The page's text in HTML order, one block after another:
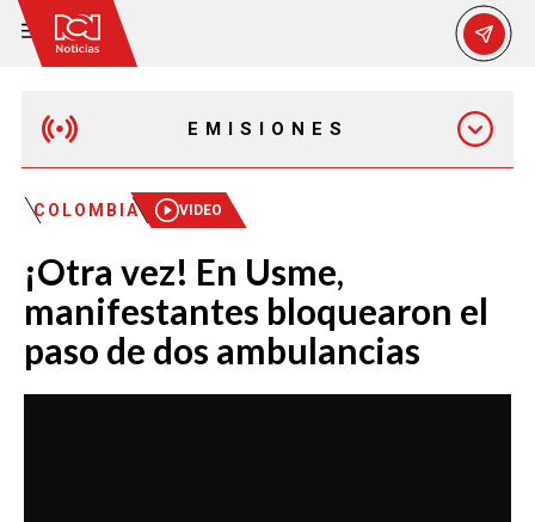
EMISIONES
MAÑANA EXPRESS
EMISIÓN 12:30 PM
EMISIÓN 7:00 PM
COLOMBIA VIDEO
¡Otra vez! En Usme,
manifestantes bloquearon el
paso de dos ambulancias